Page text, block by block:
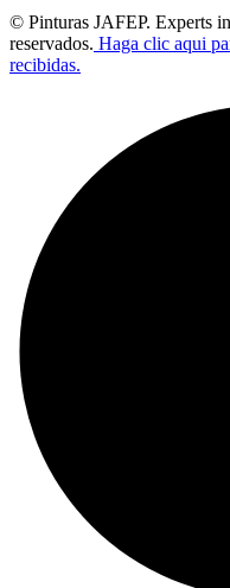
© Pinturas JAFEP. Experts
reservados. Haga clic aqui
recibidas.